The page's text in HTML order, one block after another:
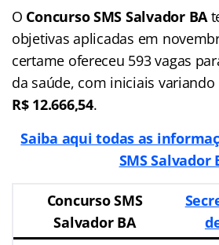
O Concurso SMS Salvador BA
objetivas aplicadas em
certame ofereceu 593 vagas
da saúde, com iniciais variando
R$ 12.666,54.
Saiba aqui todas as
SMS Salvador
Concurso SMS
Salvador BA